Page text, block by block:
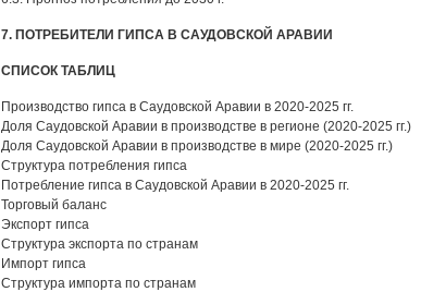
7. ПОТРЕБИТЕЛИ ГИПСА В САУДОВСКОЙ АРАВИИ
СПИСОК ТАБЛИЦ
Производство гипса в Саудовской Аравии в 2020-2025 гг.
Доля Саудовской Аравии в производстве в регионе (2020-2025 гг.)
Доля Саудовской Аравии в производстве в мире (2020-2025 гг.)
Структура потребления гипса
Потребление гипса в Саудовской Аравии в 2020-2025 гг.
Торговый баланс
Экспорт гипса
Структура экспорта по странам
Импорт гипса
Структура импорта по странам